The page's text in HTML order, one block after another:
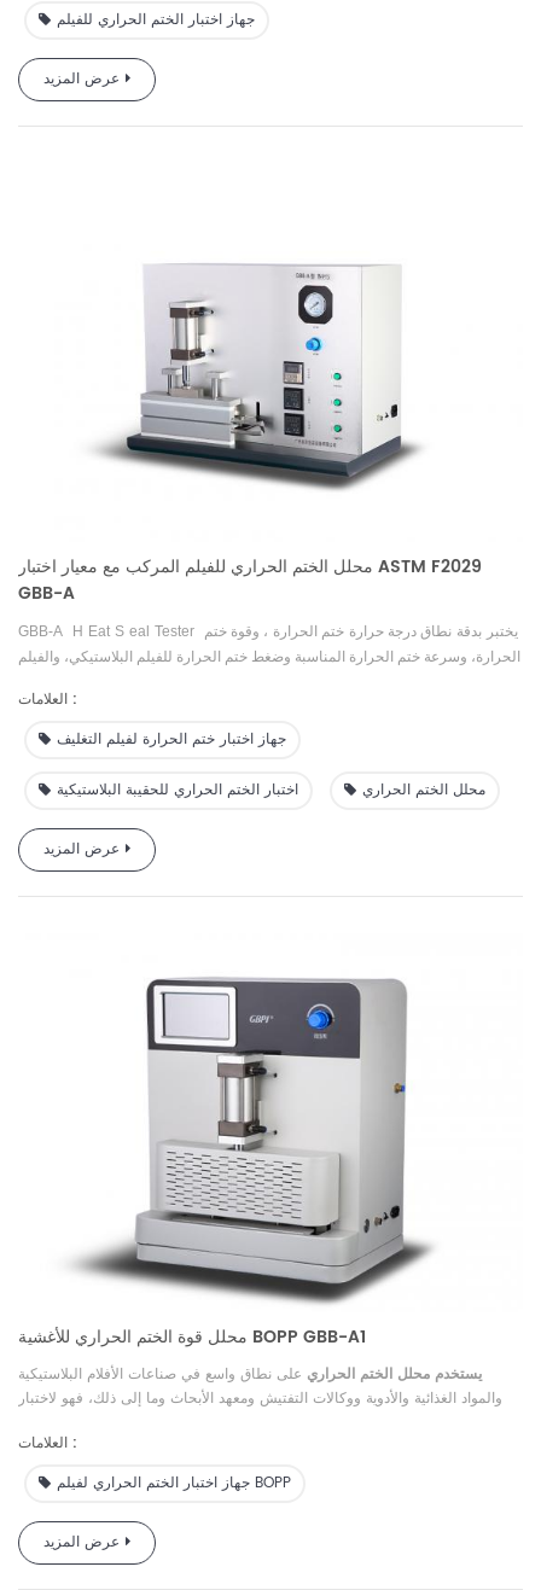
جهاز اختبار الختم الحراري للفيلم
عرض المزيد
محلل الختم الحراري للفيلم المركب مع معيار اختبار ASTM F2029
GBB-A
GBB-A H Eat S eal Tester يختبر بدقة نطاق درجة حرارة ختم الحرارة ، وقوة ختم
الحرارة، وسرعة ختم الحرارة المناسبة وضغط ختم الحرارة للفيلم البلاستيكي، والفيلم
شركات تصنيع الأفلام البلاستيكية والأغذية والأدوية
والتجربة التعليمية لمؤسسات الاختبار والمدارس
العلامات :
جهاز اختبار ختم الحرارة لفيلم التغليف
اختبار الختم الحراري للحقيبة البلاستيكية محلل الختم الحراري
عرض المزيد
محلل قوة الختم الحراري للأغشية BOPP GBB-A1
يستخدم محلل الختم الحراري على نطاق واسع في صناعات الأفلام البلاستيكية
والمواد الغذائية والأدوية ووكالات التفتيش ومعهد الأبحاث وما إلى ذلك، فهو لاختبار
العلامات :
جهاز اختبار الختم الحراري لفيلم BOPP
عرض المزيد